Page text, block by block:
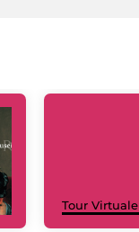
Tour Virtuale